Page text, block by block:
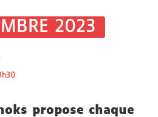
2023
propose chaque